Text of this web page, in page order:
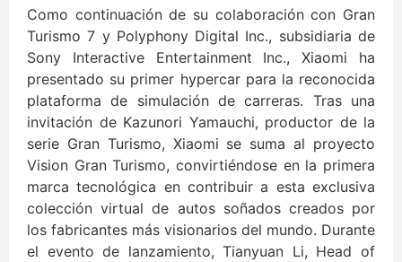
Como continuación de su colaboración con Gran
Turismo 7 y Polyphony Digital Inc., subsidiaria de
Sony Interactive Entertainment Inc., Xiaomi ha
presentado su primer hypercar para la reconocida
plataforma de simulación de carreras. Tras una
invitación de Kazunori Yamauchi, productor de la
serie Gran Turismo, Xiaomi se suma al proyecto
Vision Gran Turismo, convirtiéndose en la primera
marca tecnológica en contribuir a esta exclusiva
colección virtual de autos soñados creados por
los fabricantes más visionarios del mundo. Durante
el evento de lanzamiento, Tianyuan Li, Head of